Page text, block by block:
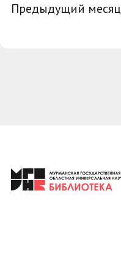
Предыдущий месяц